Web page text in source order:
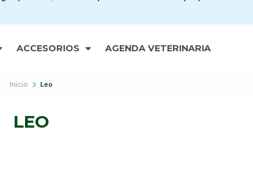
ACCESORIOS AGENDA VETERINARIA
Inicio Leo
LEO